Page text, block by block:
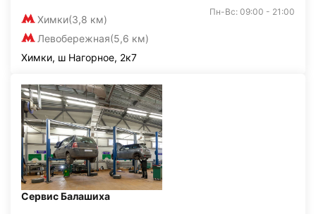
Химки(3,8 км)
Левобережная(5,6 км)
Пн-Вс: 09:00 - 21:00
Химки, ш Нагорное, 2к7
Сервис Балашиха